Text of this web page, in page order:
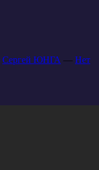
Сергей ЮНГА — Нет